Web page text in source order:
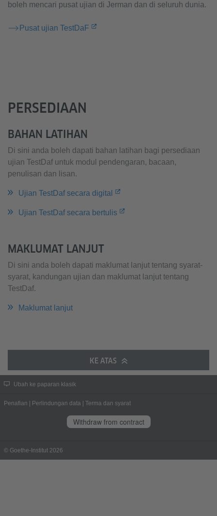
boleh mencari pusat ujian di Jerman dan di seluruh dunia.
Pusat ujian TestDaF
PERSEDIAAN
BAHAN LATIHAN
Di sini anda boleh dapati bahan latihan bagi persediaan
ujian TestDaf untuk modul pendengaran, bacaan,
penulisan dan lisan.
Ujian TestDaf secara digital
Ujian TestDaf secara bertulis
MAKLUMAT LANJUT
Di sini anda boleh dapati maklumat lanjut tentang syarat-
syarat, kandungan ujian dan maklumat lanjut tentang
TestDaf.
Maklumat lanjut
KE ATAS
Ubah ke paparan klasik
Penafian Perlindungan data Terma dan syarat
Withdraw from contract
© Goethe-Institut 2026